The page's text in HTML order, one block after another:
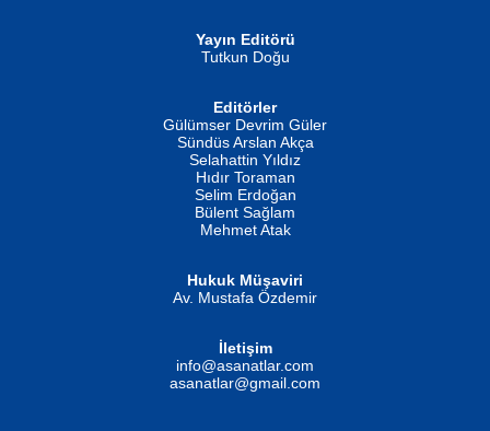
İSMAİL OKUTAN
Erkeklerin Kahrolması Ne Demektir
Evvel Zaman Tanrıçası...
Yayın Editörü
Tutkun Doğu
Editörler
Gülümser Devrim Güler
Sündüs Arslan Akça
Selahattin Yıldız
Hıdır Toraman
Selim Erdoğan
Bülent Sağlam
Mehmet Atak
Hukuk Müşaviri
Av. Mustafa Özdemir
İletişim
info@asanatlar.com
asanatlar@gmail.com